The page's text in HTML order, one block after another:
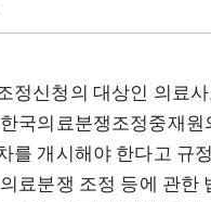
정신청의 대상인 의료
국의료분쟁조정중재원
를 개시해야 한다고 규
료분쟁 조정 등에 관한